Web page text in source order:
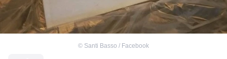
© Santi Basso / Facebook